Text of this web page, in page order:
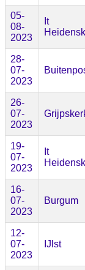
05-
08-
2023
It
28-
07-
2023
26-
07-
2023
19-
07-
2023
It
16-
07-
2023
Burgum
12-
07-
2023
IJlst